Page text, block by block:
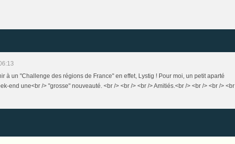
à un "Challenge des régions de France" en effet, Lystig ! Pour moi, un petit aparté
end une<br /> "grosse" nouveauté. <br /> <br /> <br /> Amitiés.<br /> <br /> <br /> <br